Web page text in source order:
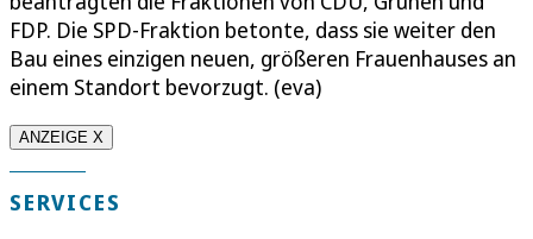
FDP. Die SPD-Fraktion betonte, dass sie weiter den
Bau eines einzigen neuen, größeren Frauenhauses an
einem Standort bevorzugt. (eva)
ANZEIGE X
SERVICES